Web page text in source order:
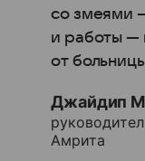
со змеями
и работы —
от
Джайдип
Амрита